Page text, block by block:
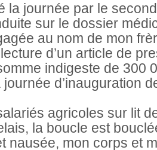
la journée par le
sur le dossier
au nom de mon
d’un article de
indigeste de 300
d’inauguration
agricoles sur lit
la boucle est
nausée, mon corps et